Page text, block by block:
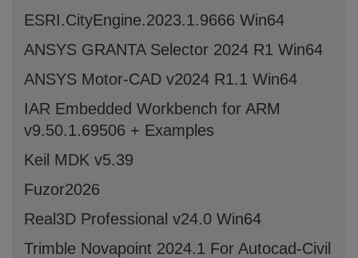
ESRI.CityEngine.2023.1.9666 Win64
ANSYS GRANTA Selector 2024 R1 Win64
ANSYS Motor-CAD v2024 R1.1 Win64
IAR Embedded Workbench for ARM
v9.50.1.69506 + Examples
Keil MDK v5.39
Fuzor2026
Real3D Professional v24.0 Win64
Trimble Novapoint 2024.1 For Autocad-Civil